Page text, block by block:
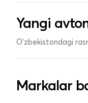
Yangi
O'zbekistondagi
Markalar